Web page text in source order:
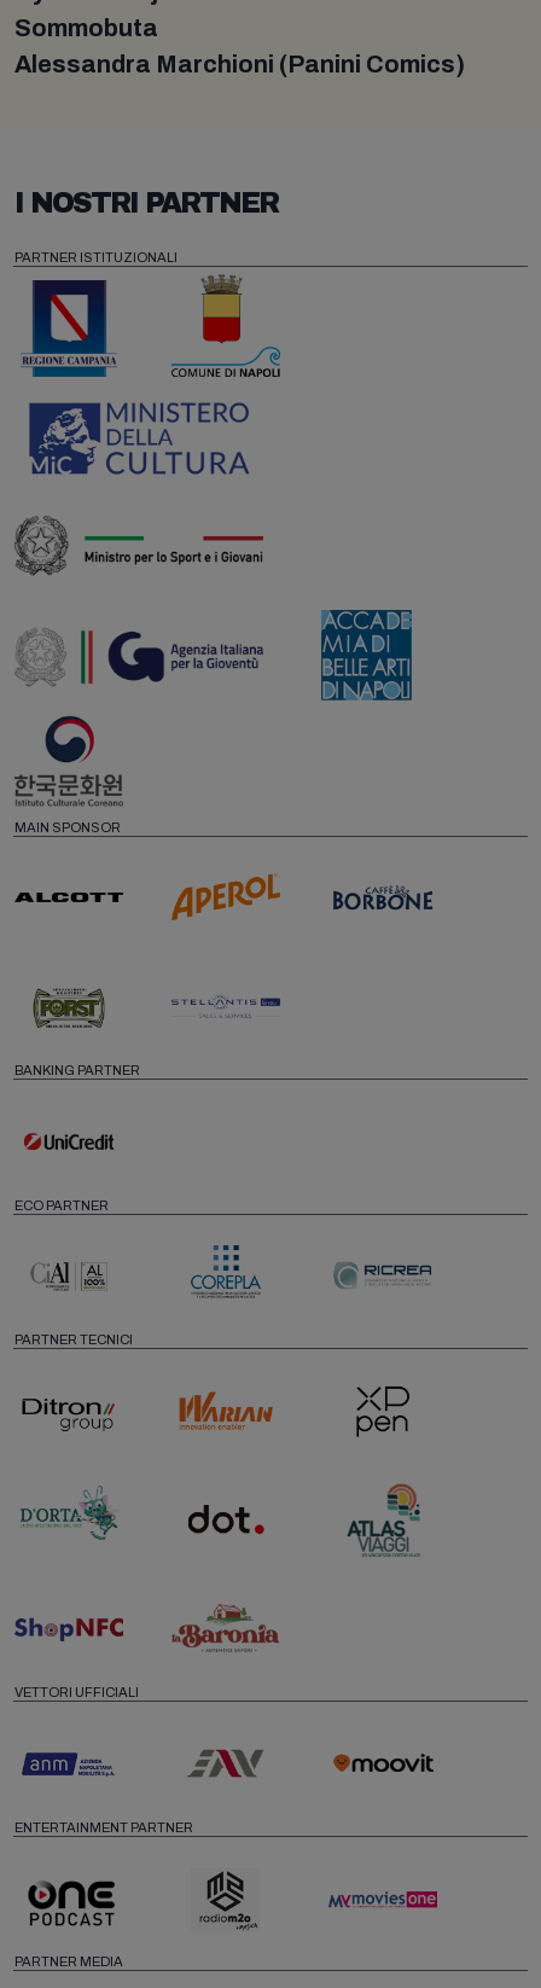
Sommobuta
Alessandra Marchioni (Panini Comics)
I NOSTRI PARTNER
PARTNER ISTITUZIONALI
MAIN SPONSOR
BANKING PARTNER
ECO PARTNER
PARTNER TECNICI
VETTORI UFFICIALI
ENTERTAINMENT PARTNER
PARTNER MEDIA